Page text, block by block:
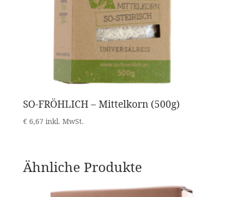
SO-FRÖHLICH – Mittelkorn (500g)
€6,67 inkl. MwSt.
Ähnliche Produkte